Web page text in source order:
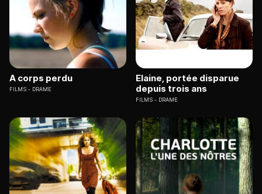
A corps perdu
FILMS DRAME
Elaine, portée disparue
depuis trois ans
FILMS DRAME